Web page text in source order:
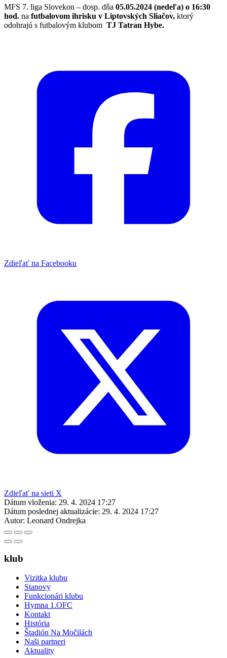
MFS 7. liga Slovekon – dosp. dňa 05.05.2024 (nedeľa) o 16:30
hod. na futbalovom ihrisku v Liptovských Sliačov, ktorý
odohrajú s futbalovým klubom TJ Tatran Hybe.
Zdieľať na Facebooku
Zdieľať na sieti X
Dátum vloženia: 29. 4. 2024 17:27
Dátum poslednej aktualizácie: 29. 4. 2024 17:27
Autor: Leonard Ondrejka
klub
Vizitka klubu
Stanovy
Funkcionári klubu
Hymna 1.OFC
Kontakt
História
Štadión Na Močilách
Naši partneri
Aktuality